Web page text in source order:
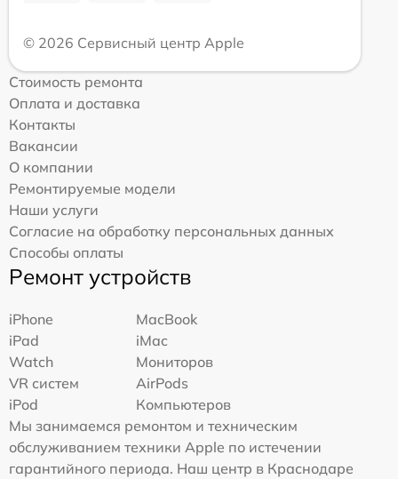
© 2026 Сервисный центр Apple
Стоимость ремонта
Оплата и доставка
Контакты
Вакансии
О компании
Ремонтируемые модели
Наши услуги
Согласие на обработку персональных данных
Способы оплаты
Ремонт устройств
iPhone
MacBook
iPad
iMac
Watch
Мониторов
VR систем
AirPods
iPod
Компьютеров
Мы занимаемся ремонтом и техническим
обслуживанием техники Apple по истечении
гарантийного периода. Наш центр в Краснодаре